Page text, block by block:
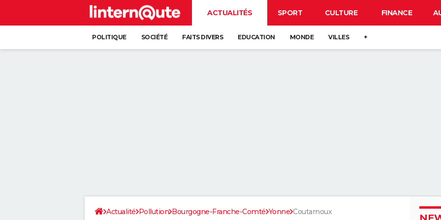
ACTUALITÉS SPORT CULTURE FINANCE
POLITIQUE SOCIÉTÉ FAITS DIVERS EDUCATION MONDE VILLES +
Actualité Pollution Bourgogne-Franche-Comté Yonne Coutarnoux